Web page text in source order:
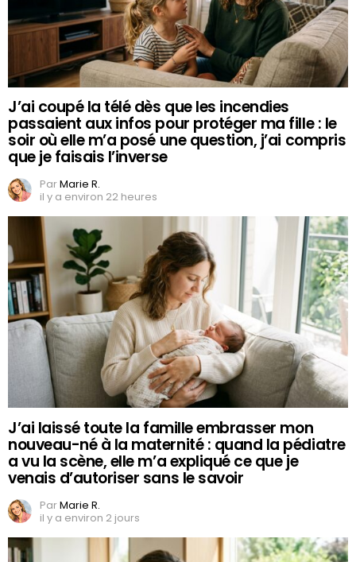
J’ai coupé la télé dès que les incendies
passaient aux infos pour protéger ma fille : le
soir où elle m’a posé une question, j’ai compris
que je faisais l’inverse
ParMarie R.
il y a environ 22 heures
J’ai laissé toute la famille embrasser mon
nouveau-né à la maternité : quand la pédiatre
a vu la scène, elle m’a expliqué ce que je
venais d’autoriser sans le savoir
ParMarie R.
il y a environ 2 jours